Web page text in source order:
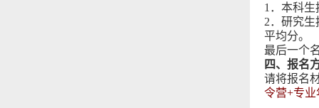
1．本科
2．研究
平均分。
最后一个
四、报名
请将报名
令营+专业